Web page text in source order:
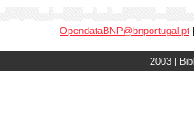
OpendataBNP@bnportugal.pt
2003 |